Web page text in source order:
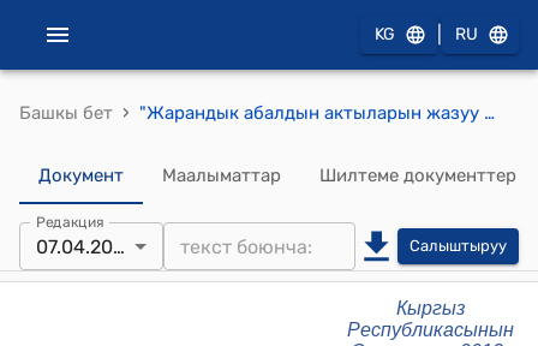
KG RU
Башкы бет › "Жарандык абалдын актыларын жазуу органдарындагы автоматташтырылган маалыматтык тутум жөнүндө" Жобо (Кыргыз Республикасынын Өкмөтүнүн 2013-жылдын 21-октябрындагы № 573 токтому менен бекитилген)
Документ Маалыматтар Шилтеме документтер
Редакция
07.04.2025 Салыштыруу